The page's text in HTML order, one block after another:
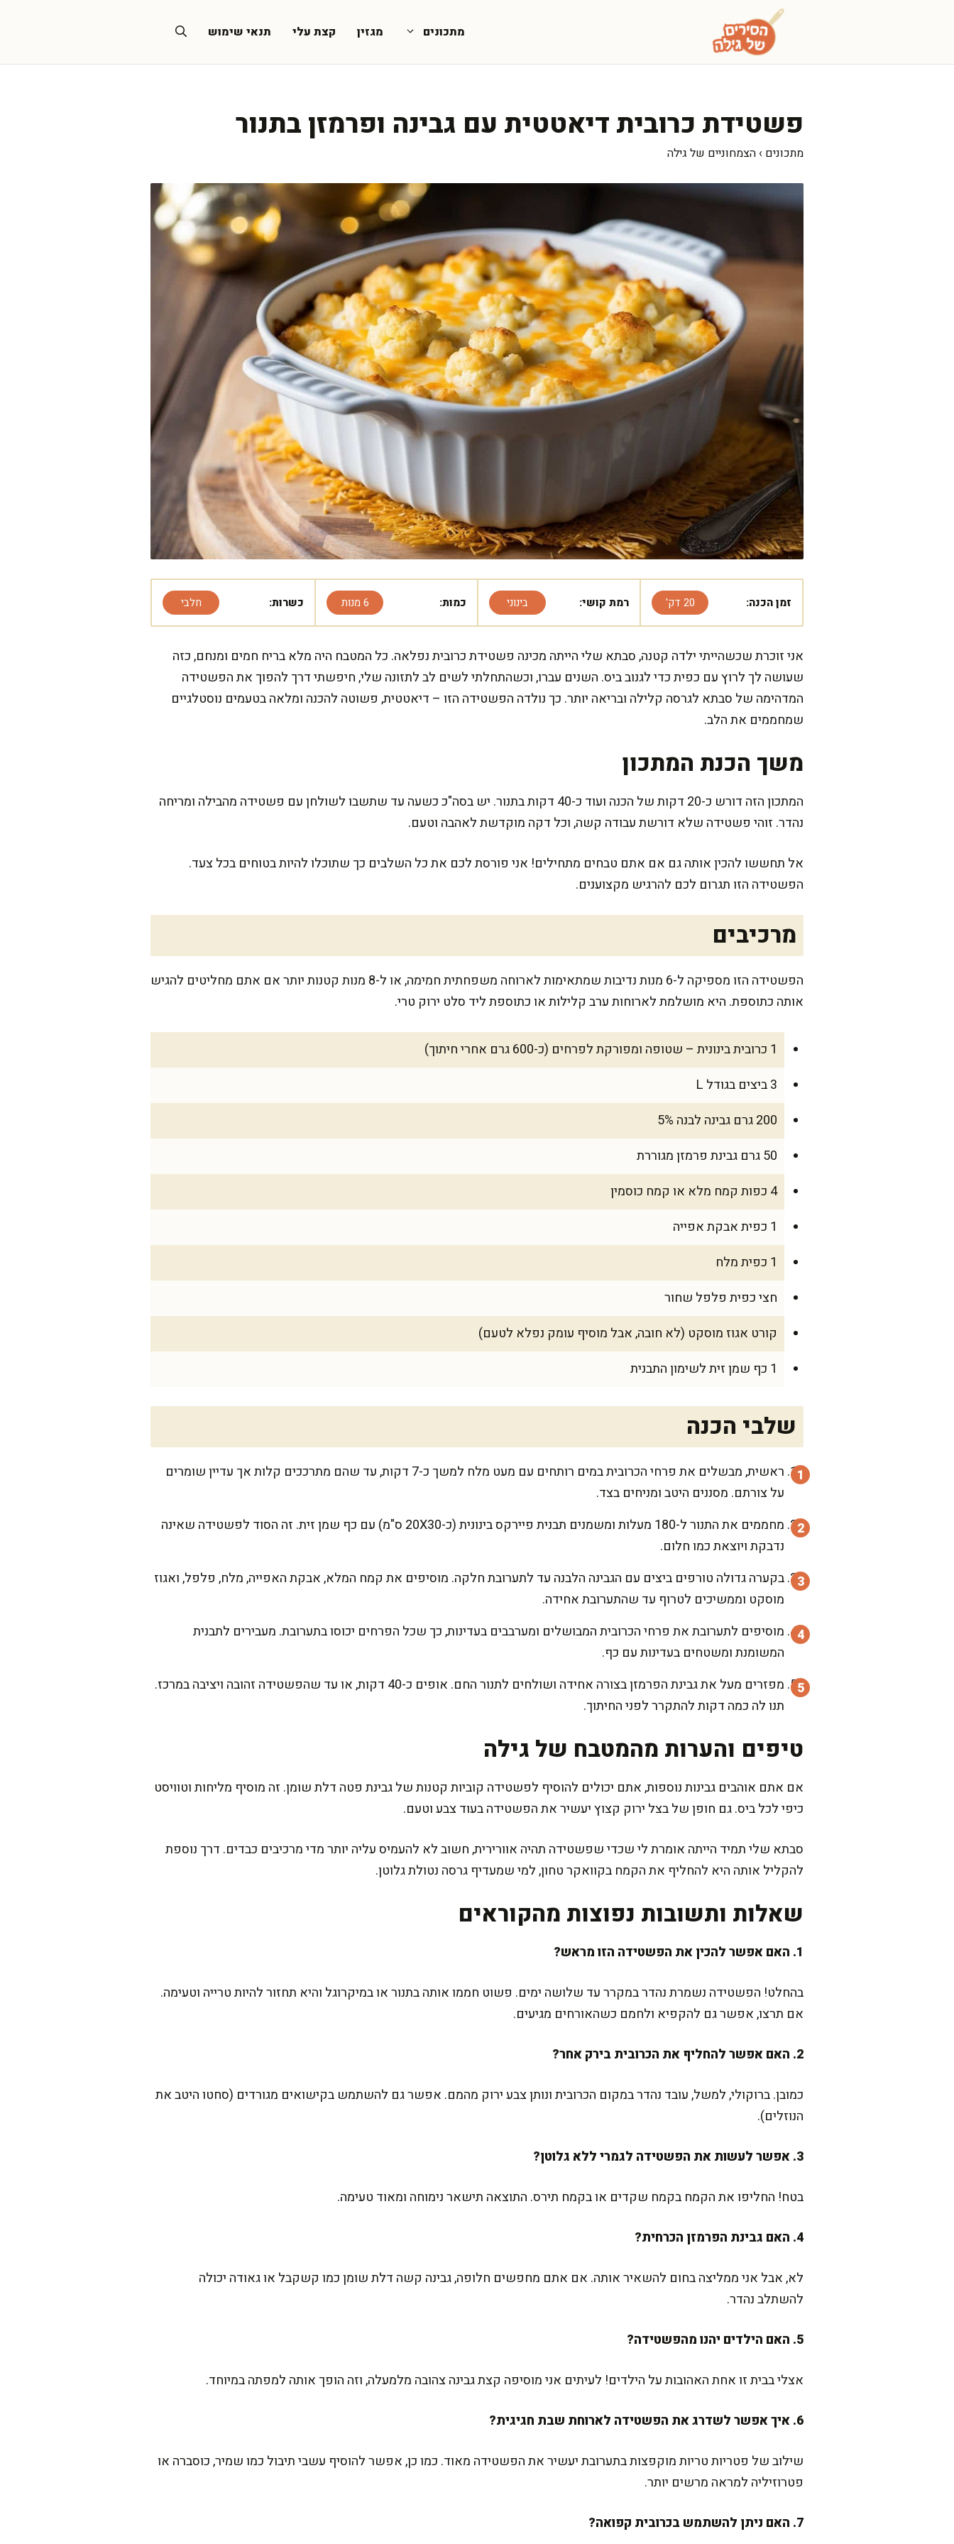
מתכונים מגזין קצת עלי תנאי שימוש
פשטידת כרובית דיאטטית עם גבינה ופרמזן בתנור
מתכונים › הצמחוניים של גילה
זמן הכנה: 20 דק' רמת קושי: בינוני כמות: 6 מנות כשרות: חלבי
אני זוכרת שכשהייתי ילדה קטנה, סבתא שלי הייתה מכינה פשטידת כרובית נפלאה. כל המטבח היה מלא בריח חמים ומנחם, כזה
שעושה לך לרוץ עם כפית כדי לגנוב ביס. השנים עברו, וכשהתחלתי לשים לב לתזונה שלי, חיפשתי דרך להפוך את הפשטידה
המדהימה של סבתא לגרסה קלילה ובריאה יותר. כך נולדה הפשטידה הזו – דיאטטית, פשוטה להכנה ומלאה בטעמים נוסטלגיים
שמחממים את הלב.
משך הכנת המתכון
המתכון הזה דורש כ-20 דקות של הכנה ועוד כ-40 דקות בתנור. יש בסה"כ כשעה עד שתשבו לשולחן עם פשטידה מהבילה ומריחה
נהדר. זוהי פשטידה שלא דורשת עבודה קשה, וכל דקה מוקדשת לאהבה וטעם.
אל תחששו להכין אותה גם אם אתם טבחים מתחילים! אני פורסת לכם את כל השלבים כך שתוכלו להיות בטוחים בכל צעד.
הפשטידה הזו תגרום לכם להרגיש מקצוענים.
מרכיבים
הפשטידה הזו מספיקה ל-6 מנות נדיבות שמתאימות לארוחה משפחתית חמימה, או ל-8 מנות קטנות יותר אם אתם מחליטים להגיש
אותה כתוספת. היא מושלמת לארוחות ערב קלילות או כתוספת ליד סלט ירוק טרי.
1 כרובית בינונית – שטופה ומפורקת לפרחים (כ-600 גרם אחרי חיתוך)
3 ביצים בגודל L
200 גרם גבינה לבנה 5%
50 גרם גבינת פרמזן מגוררת
4 כפות קמח מלא או קמח כוסמין
1 כפית אבקת אפייה
1 כפית מלח
חצי כפית פלפל שחור
קורט אגוז מוסקט (לא חובה, אבל מוסיף עומק נפלא לטעם)
1 כף שמן זית לשימון התבנית
שלבי הכנה
ראשית, מבשלים את פרחי הכרובית במים רותחים עם מעט מלח למשך כ-7 דקות, עד שהם מתרככים קלות אך עדיין שומרים
על צורתם. מסננים היטב ומניחים בצד.
מחממים את התנור ל-180 מעלות ומשמנים תבנית פיירקס בינונית (כ-20X30 ס"מ) עם כף שמן זית. זה הסוד לפשטידה שאינה
נדבקת ויוצאת כמו חלום.
בקערה גדולה טורפים ביצים עם הגבינה הלבנה עד לתערובת חלקה. מוסיפים את קמח המלא, אבקת האפייה, מלח, פלפל, ואגוז
מוסקט וממשיכים לטרוף עד שהתערובת אחידה.
מוסיפים לתערובת את פרחי הכרובית המבושלים ומערבבים בעדינות, כך שכל הפרחים יכוסו בתערובת. מעבירים לתבנית
המשומנת ומשטחים בעדינות עם כף.
מפזרים מעל את גבינת הפרמזן בצורה אחידה ושולחים לתנור החם. אופים כ-40 דקות, או עד שהפשטידה זהובה ויציבה במרכז.
תנו לה כמה דקות להתקרר לפני החיתוך.
טיפים והערות מהמטבח של גילה
אם אתם אוהבים גבינות נוספות, אתם יכולים להוסיף לפשטידה קוביות קטנות של גבינת פטה דלת שומן. זה מוסיף מליחות וטוויסט
כיפי לכל ביס. גם חופן של בצל ירוק קצוץ יעשיר את הפשטידה בעוד צבע וטעם.
סבתא שלי תמיד הייתה אומרת לי שכדי שפשטידה תהיה אוורירית, חשוב לא להעמיס עליה יותר מדי מרכיבים כבדים. דרך נוספת
להקליל אותה היא להחליף את הקמח בקוואקר טחון, למי שמעדיף גרסה נטולת גלוטן.
שאלות ותשובות נפוצות מהקוראים
1. האם אפשר להכין את הפשטידה הזו מראש?
בהחלט! הפשטידה נשמרת נהדר במקרר עד שלושה ימים. פשוט חממו אותה בתנור או במיקרוגל והיא תחזור להיות טרייה וטעימה.
אם תרצו, אפשר גם להקפיא ולחמם כשהאורחים מגיעים.
2. האם אפשר להחליף את הכרובית בירק אחר?
כמובן. ברוקולי, למשל, עובד נהדר במקום הכרובית ונותן צבע ירוק מהמם. אפשר גם להשתמש בקישואים מגורדים (סחטו היטב את
הנוזלים).
3. אפשר לעשות את הפשטידה לגמרי ללא גלוטן?
בטח! החליפו את הקמח בקמח שקדים או בקמח תירס. התוצאה תישאר נימוחה ומאוד טעימה.
4. האם גבינת הפרמזן הכרחית?
לא, אבל אני ממליצה בחום להשאיר אותה. אם אתם מחפשים חלופה, גבינה קשה דלת שומן כמו קשקבל או גאודה יכולה
להשתלב נהדר.
5. האם הילדים יהנו מהפשטידה?
אצלי בבית זו אחת האהובות על הילדים! לעיתים אני מוסיפה קצת גבינה צהובה מלמעלה, וזה הופך אותה למפתה במיוחד.
6. איך אפשר לשדרג את הפשטידה לארוחת שבת חגיגית?
שילוב של פטריות טריות מוקפצות בתערובת יעשיר את הפשטידה מאוד. כמו כן, אפשר להוסיף עשבי תיבול כמו שמיר, כוסברה או
פטרוזיליה למראה מרשים יותר.
7. האם ניתן להשתמש בכרובית קפואה?